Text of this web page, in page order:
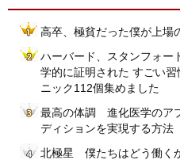
高卒、極貧だった僕が上場
ハーバード、スタンフォ
学的に証明された すごい
ニック112個集めました
最高の体調 進化医学のア
ディションを実現する方法
北極星 僕たちはどう働く